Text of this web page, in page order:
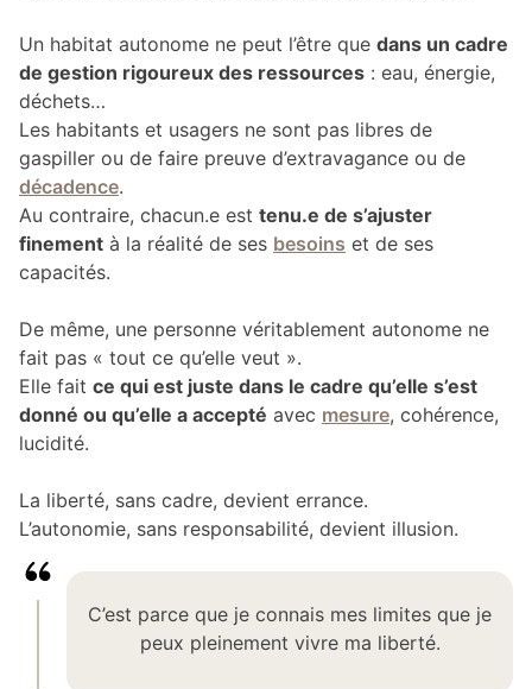
Un habitat autonome ne peut l’être que dans un cadre
de gestion rigoureux des ressources : eau, énergie,
déchets…
Les habitants et usagers ne sont pas libres de
gaspiller ou de faire preuve d’extravagance ou de
décadence.
Au contraire, chacun.e est tenu.e de s’ajuster
finement à la réalité de ses besoins et de ses
capacités.
De même, une personne véritablement autonome ne
fait pas « tout ce qu’elle veut ».
Elle fait ce qui est juste dans le cadre qu’elle s’est
donné ou qu’elle a accepté avec mesure, cohérence,
lucidité.
La liberté, sans cadre, devient errance.
L’autonomie, sans responsabilité, devient illusion.
C’est parce que je connais mes limites que je
peux pleinement vivre ma liberté.